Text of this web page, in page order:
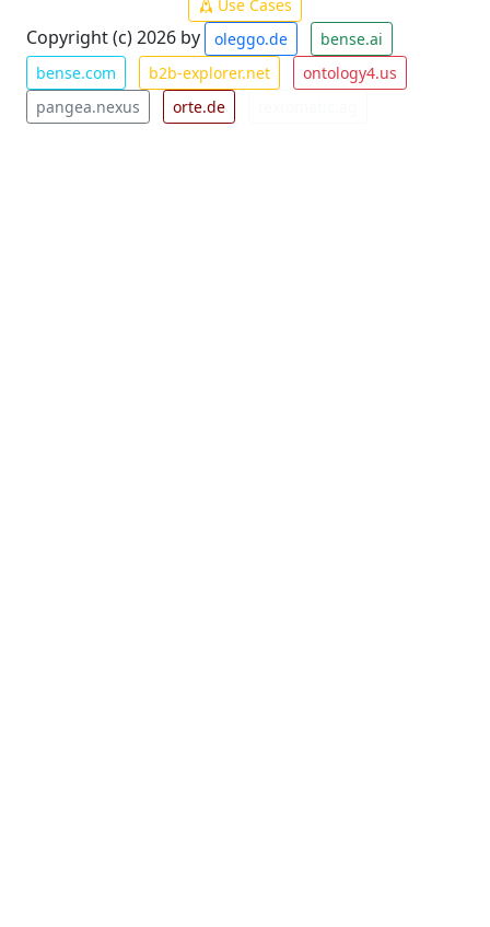
Use Cases
Copyright (c) 2026 by oleggo.de
bense.ai
bense.com
b2b-explorer.net
ontology4.us
pangea.nexus
orte.de